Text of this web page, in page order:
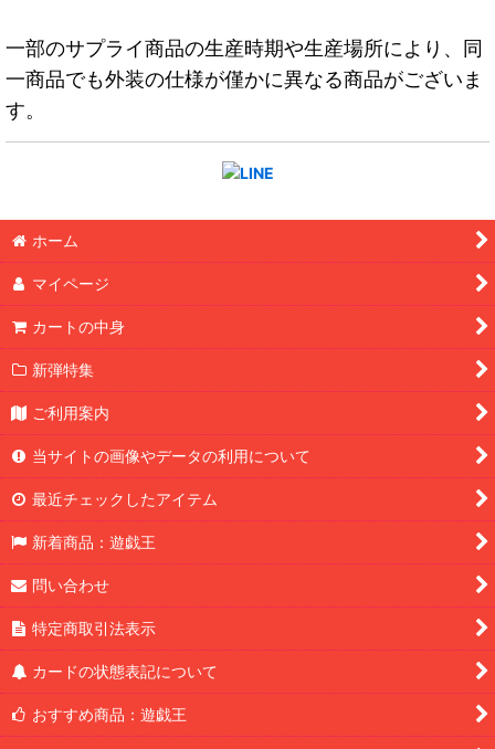
一部のサプライ商品の生産時期や生産場所により、同
一商品でも外装の仕様が僅かに異なる商品がございま
す。
ホーム
マイページ
カートの中身
新弾特集
ご利用案内
当サイトの画像やデータの利用について
最近チェックしたアイテム
新着商品：遊戯王
問い合わせ
特定商取引法表示
カードの状態表記について
おすすめ商品：遊戯王